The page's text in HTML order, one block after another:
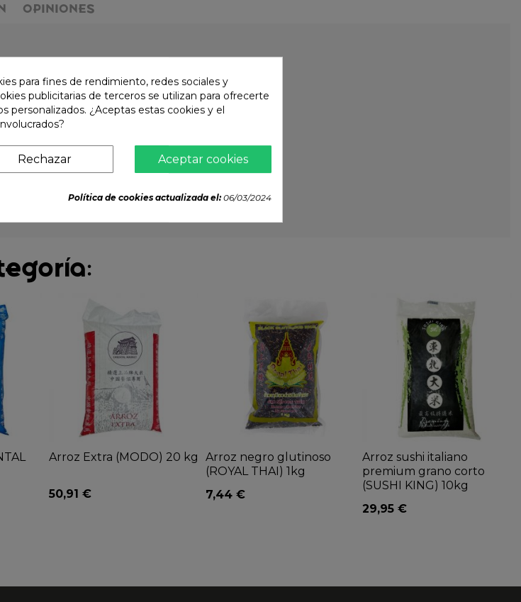
OPINIONES
Arroz Extra (MODO) 20 kg
50,91 €
Arroz negro glutinoso
(ROYAL THAI) 1kg
7,44 €
Arroz sushi italiano
premium grano corto
(SUSHI KING) 10kg
29,95 €
para fines de rendimiento, redes sociales y
publicitarias de terceros se utilizan para ofrecerte
personalizados. ¿Aceptas estas cookies y el
Aceptar cookies
Rechazar
Política de cookies actualizada el:06/03/2024